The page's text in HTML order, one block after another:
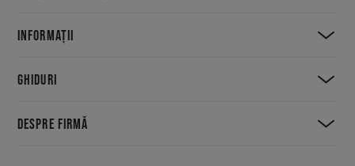
INFORMAȚII
GHIDURI
DESPRE FIRMĂ